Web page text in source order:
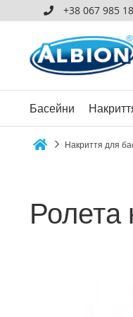
+38 067 985
Басейни
Накриття для